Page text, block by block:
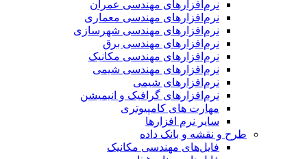
نرم‌افزارهای مهندسی عمران
نرم‌افزارهای مهندسی معماری
نرم‌افزارهای مهندسی شهرسازی
نرم‌افزارهای مهندسی برق
نرم‌افزارهای مهندسی مکانیک
نرم‌افزارهای مهندسی شیمی
نرم‌افزارهای شیمی
نرم‌افزارهای گرافیک و انیمیشن
مهارت های کامپیوتری
سایر نرم افزارها
طرح و نقشه و بانک داده
فایل‌های مهندسی مکانیک